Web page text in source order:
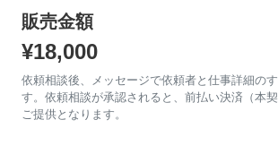
販売金額
¥18,000
依頼相談後、メッセージで依頼者と仕事詳細の
す。依頼相談が承認されると、前払い決済（本
ご提供となります。